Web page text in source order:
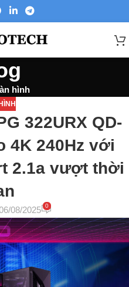
hình
322URX QD-
4K 240Hz với
2.1a vượt thời
08/2025 0